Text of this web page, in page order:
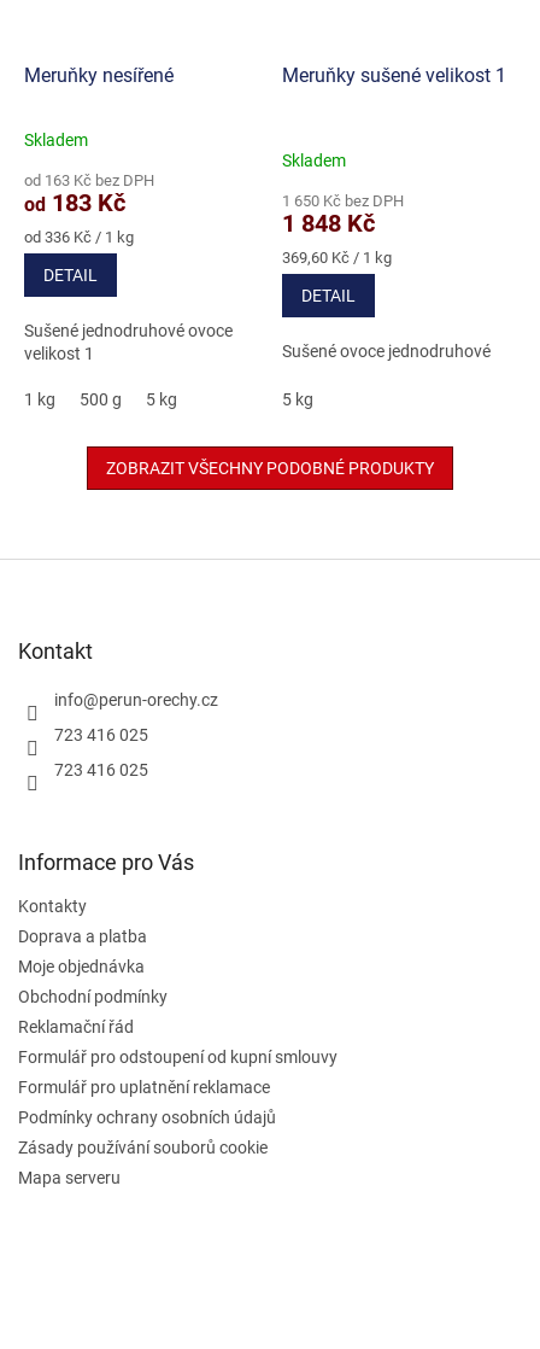
Meruňky nesířené
Průměrné
produktu
je
5,0
z
Skladem
od 163 Kč bez DPH
od 183 Kč
Měrná
cena:
od 336 Kč / 1 kg
DETAIL
Sušené jednodruhové ovoce
velikost 1
1 kg 500 g 5 kg
Meruňky sušené velikost 1
Skladem
1 650 Kč bez DPH
1 848 Kč
Měrná
cena:
369,60 Kč / 1 kg
DETAIL
Sušené ovoce jednodruhové
5 kg
ZOBRAZIT VŠECHNY PODOBNÉ PRODUKTY
Kontakt
info@perun-orechy.cz
723 416 025
723 416 025
Informace pro Vás
Kontakty
Doprava a platba
Moje objednávka
Obchodní podmínky
Reklamační řád
Formulář pro odstoupení od kupní smlouvy
Formulář pro uplatnění reklamace
Podmínky ochrany osobních údajů
Zásady používání souborů cookie
Mapa serveru